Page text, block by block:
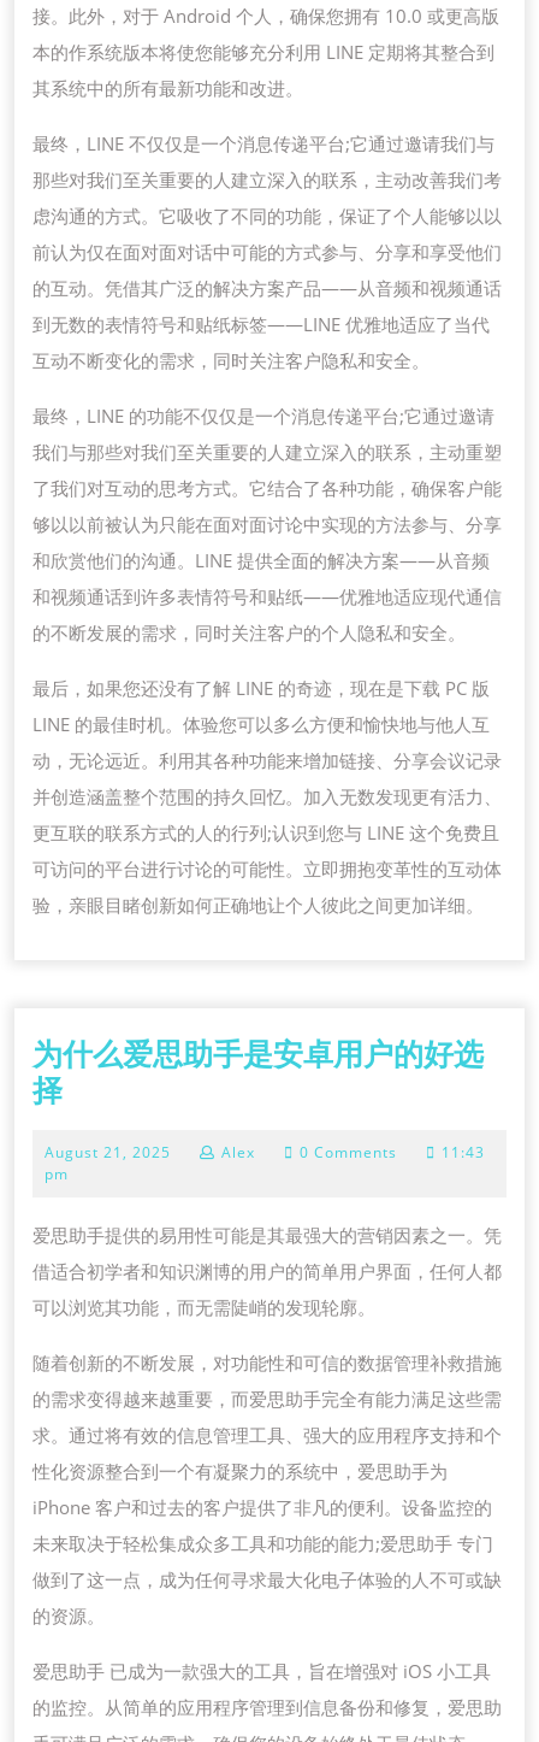
接。此外，对于 Android 个人，确保您拥有 10.0 或更高版
本的作系统版本将使您能够充分利用 LINE 定期将其整合到
其系统中的所有最新功能和改进。
最终，LINE 不仅仅是一个消息传递平台;它通过邀请我们与
那些对我们至关重要的人建立深入的联系，主动改善我们考
虑沟通的方式。它吸收了不同的功能，保证了个人能够以以
前认为仅在面对面对话中可能的方式参与、分享和享受他们
的互动。凭借其广泛的解决方案产品——从音频和视频通话
到无数的表情符号和贴纸标签——LINE 优雅地适应了当代
互动不断变化的需求，同时关注客户隐私和安全。
最终，LINE 的功能不仅仅是一个消息传递平台;它通过邀请
我们与那些对我们至关重要的人建立深入的联系，主动重塑
了我们对互动的思考方式。它结合了各种功能，确保客户能
够以以前被认为只能在面对面讨论中实现的方法参与、分享
和欣赏他们的沟通。LINE 提供全面的解决方案——从音频
和视频通话到许多表情符号和贴纸——优雅地适应现代通信
的不断发展的需求，同时关注客户的个人隐私和安全。
最后，如果您还没有了解 LINE 的奇迹，现在是下载 PC 版
LINE 的最佳时机。体验您可以多么方便和愉快地与他人互
动，无论远近。利用其各种功能来增加链接、分享会议记录
并创造涵盖整个范围的持久回忆。加入无数发现更有活力、
更互联的联系方式的人的行列;认识到您与 LINE 这个免费且
可访问的平台进行讨论的可能性。立即拥抱变革性的互动体
验，亲眼目睹创新如何正确地让个人彼此之间更加详细。
为什么爱思助手是安卓用户的好选
择为
么
思
助
手
安
卓
用
户
的
好
选
择
August 21, 2025 AugustAlex 0 Comments
11:43
pm
爱思助手提供的易用性可能是其最强大的营销因素之一。凭
借适合初学者和知识渊博的用户的简单用户界面，任何人都
可以浏览其功能，而无需陡峭的发现轮廓。
随着创新的不断发展，对功能性和可信的数据管理补救措施
的需求变得越来越重要，而爱思助手完全有能力满足这些需
求。通过将有效的信息管理工具、强大的应用程序支持和个
性化资源整合到一个有凝聚力的系统中，爱思助手为
iPhone 客户和过去的客户提供了非凡的便利。设备监控的
未来取决于轻松集成众多工具和功能的能力;爱思助手 专门
做到了这一点，成为任何寻求最大化电子体验的人不可或缺
的资源。
爱思助手 已成为一款强大的工具，旨在增强对 iOS 小工具
的监控。从简单的应用程序管理到信息备份和修复，爱思助